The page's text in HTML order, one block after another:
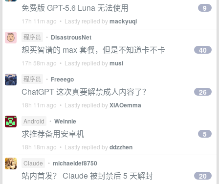
免费版 GPT-5.6 Luna 无法使用
17h 11m ago • Lastly replied bymackyuqi
9
程序员 • DisastrousNet
想买智谱的 max 套餐，但是不知道卡不卡
17h 58m ago • Lastly replied bymusi
40
程序员 • Freeego
ChatGPT 这次真要解禁成人内容了？
18h 11m ago • Lastly replied byXIAOemma
26
Android • Weinnie
求推荐备用安卓机
18h 18m ago • Lastly replied byddzzhen
5
Claude • michaeldef8750
站内首发？ Claude 被封禁后 5 天解封 20